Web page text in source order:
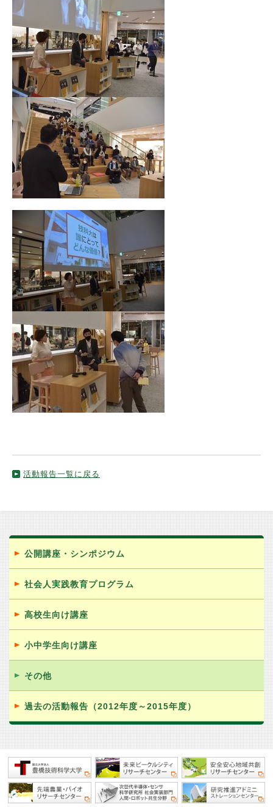
活動報告一覧に戻る
公開講座・シンポジウム
社会人実践教育プログラム
高校生向け講座
小中学生向け講座
その他
過去の活動報告（2012年度～2015年度）